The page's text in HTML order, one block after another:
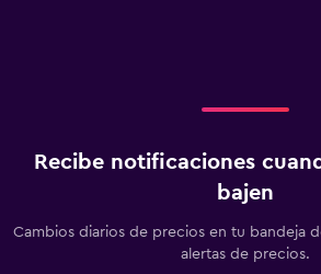
Recibe notificaciones
bajen
Cambios diarios de precios en tu bandeja
alertas de precios.